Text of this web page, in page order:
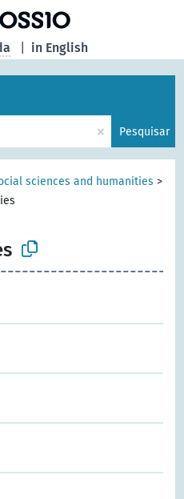
in English
× Pesquisar
sciences and humanities >